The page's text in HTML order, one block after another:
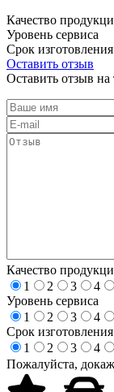
Качество
Уровень сервиса
Срок изготовления
Оставить отзыв
Оставить отзыв на
Качество
1
2 3 4
Уровень сервиса
1
2 3 4
Срок изготовления
1
2 3 4
Пожалуйста,